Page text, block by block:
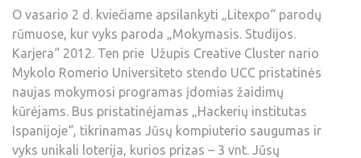
O vasario 2 d. kviečiame apsilankyti „Litexpo“ parodų
rūmuose, kur vyks paroda „Mokymasis. Studijos.
Karjera“ 2012. Ten prie Užupis Creative Cluster nario
Mykolo Romerio Universiteto stendo UCC pristatinės
naujas mokymosi programas įdomias žaidimų
kūrėjams. Bus pristatinėjamas „Hackerių institutas
Ispanijoje“, tikrinamas Jūsų kompiuterio saugumas ir
vyks unikali loterija, kurios prizas – 3 vnt. Jūsų